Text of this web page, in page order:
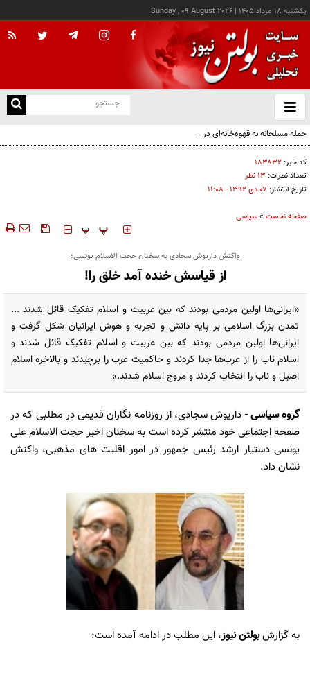
يکشنبه ۱۸ مرداد ۱۴۰۵ |
Sunday , 09 August 2026
باز
و
حمله مسلحانه به قهوه‌خانه‌ای در زاهدان؛ ۲ نفر جان باختند
کد خبر: ۱۸۳۸۳۲
تعداد نظرات: ۱۳ نظر
تاریخ انتشار: ۰۷ دی ۱۳۹۲ - ۱۱:۰۸
صفحه نخست »سیاسی
‍‍‍ پ پ
واکنش داریوش سجادی به سخنان حجت الاسلام یونسی؛
از قیاسش خنده آمد خلق را!
«ایرانی‌ها اولین مردمی بودند که بین عربیت و اسلام تفکیک قائل شدند ...
تمدن بزرگ اسلامی بر پایه دانش و تجربه و هوش ایرانیان شکل گرفت و
ایرانی‌ها اولین مردمی بودند که بین عربیت و اسلام تفکیک قائل شدند و
اسلام ناب را از عرب‌ها جدا کردند و حاکمیت عرب را برچیدند و بالاخره اسلام
اصیل و ناب را انتخاب کردند و مروج اسلام شدند.»
گروه سیاسی- داریوش سجادی، از روزنامه نگاران قدیمی در مطلبی که در
صفحه اجتماعی خود منتشر کرده است به سخنان اخیر حجت الاسلام علی
یونسی دستیار ارشد رئیس جمهور در امور اقلیت های مذهبی، واکنش
نشان داد.
به گزارشبولتن نیوز، این مطلب در ادامه آمده است: